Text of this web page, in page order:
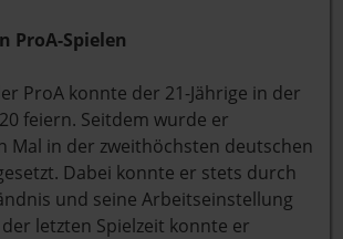
ProA-Spielen
ProA konnte der 21-Jährige in der
feiern. Seitdem wurde er
Mal in der zweithöchsten deutschen
Dabei konnte er stets durch
und seine Arbeitseinstellung
letzten Spielzeit konnte er